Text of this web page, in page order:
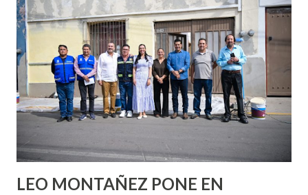
quienes ya han tenido relaciones sexuales no son expertos
o expertas en el tema. Siempre hay algo nuevo que
aprender y nuevas experiencias que conocer. Si eres una
chica y aún no has tenido relaciones sexuales, tal vez
pienses que el sexo será increíble y no puedas esperar para
experimentarlo, pero como cualquier persona con
experiencia te dirá, siempre es mejor cuando ambas partes
son suficientemen...
LEO MONTAÑEZ PONE EN